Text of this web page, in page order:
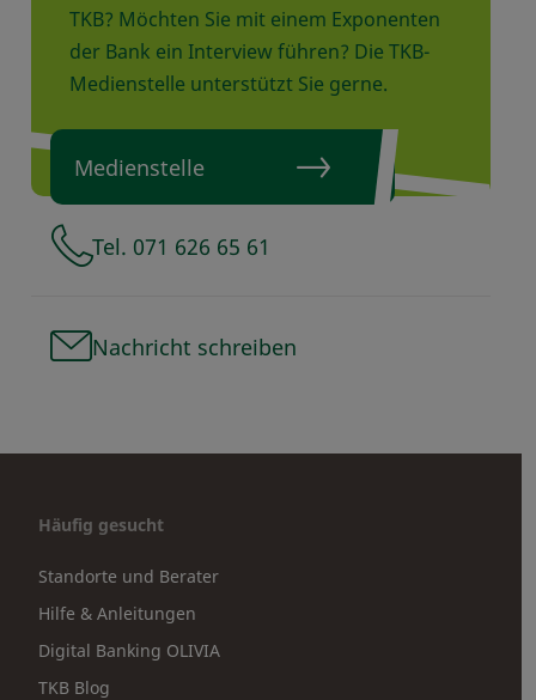
TKB? Möchten Sie mit einem Exponenten
der Bank ein Interview führen? Die TKB-
Medienstelle unterstützt Sie gerne.
Medienstelle
Tel. 071 626 65 61
Nachricht schreiben
Häufig gesucht
Standorte und Berater
Hilfe & Anleitungen
Digital Banking OLIVIA
TKB Blog